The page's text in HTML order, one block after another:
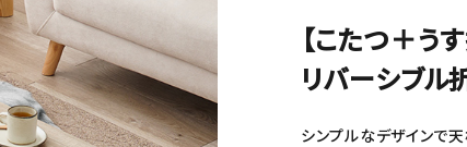
【こたつ＋
リバーシブル
シンプルなデザインで